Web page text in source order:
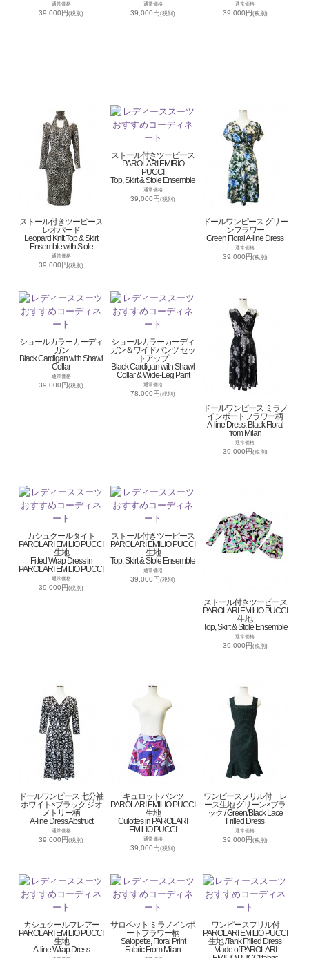
通常価格
39,000円(税別)
通常価格
39,000円(税別)
通常価格
39,000円(税別)
ストール付きツーピース
レオパード
Leopard Knit Top & Skirt
Ensemble with Stole
通常価格
39,000円(税別)
ストール付きツーピース
PAROLARI EMIRIO
PUCCI
Top, Skirt & Stole Ensemble
通常価格
39,000円(税別)
ドールワンピース グリー
ンフラワー
Green Floral A-line Dress
通常価格
39,000円(税別)
ショールカラーカーディ
ガン
Black Cardigan with Shawl
Collar
通常価格
39,000円(税別)
ショールカラーカーディ
ガン＆ワイドパンツ セッ
トアップ
Black Cardigan with Shawl
Collar & Wide-Leg Pant
通常価格
78,000円(税別)
ドールワンピース ミラノ
インポートフラワー柄
A-line Dress, Black Floral
from Milan
通常価格
39,000円(税別)
カシュクールタイト
PAROLARI EMILIO PUCCI
生地
Fitted Wrap Dress in
PAROLARI EMILIO PUCCI
通常価格
39,000円(税別)
ストール付きツーピース
PAROLARI EMILIO PUCCI
生地
Top, Skirt & Stole Ensemble
通常価格
39,000円(税別)
ストール付きツーピース
PAROLARI EMILIO PUCCI
生地
Top, Skirt & Stole Ensemble
通常価格
39,000円(税別)
ドールワンピース 七分袖
ホワイト×ブラック ジオ
メトリー柄
A-line Dress Abstruct
通常価格
39,000円(税別)
キュロットパンツ
PAROLARI EMILIO PUCCI
生地
Culottes in PAROLARI
EMILIO PUCCI
通常価格
39,000円(税別)
ワンピースフリル付 レ
ース生地 グリーン×ブラ
ック / Green/Black Lace
Frilled Dress
通常価格
39,000円(税別)
カシュクールフレアー
PAROLARI EMILIO PUCCI
生地
A-line Wrap Dress
サロペット ミラノインポ
ートフラワー柄
Salopette, Floral Print
Fabric From Milan
ワンピースフリル付
PAROLARI EMILIO PUCCI
生地 /Tank Frilled Dress
Made of PAROLARI